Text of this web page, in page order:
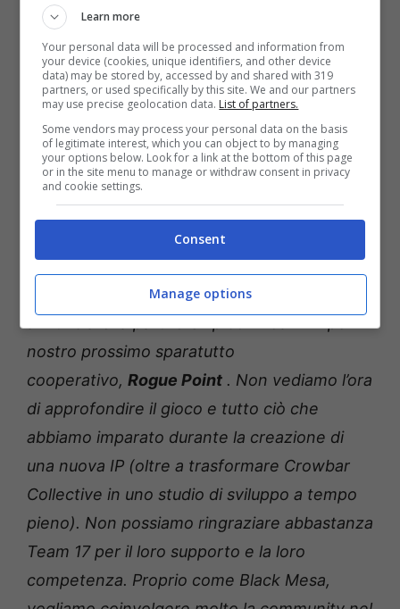
ha affermato: ”
incredibile nel genere sparatutto e siamo lieti
di offrire un altro titolo incredibile in quello
spazio, collaborando con i veterani degli
FPS,Crowbar Collective. Abbiamo visto l’alta
qualità che hanno portato a Black Mesa e
insieme sappiamo che Rogue Point porterà
Il CEO e Project Lead Adam Engels ha
Siamo molto entusiasti di
nostro prossimo sparatutto
cooperativo, Rogue Point . Non vediamo l’ora
di approfondire il gioco e tutto ciò che
abbiamo imparato durante la creazione di
una nuova IP (oltre a trasformare Crowbar
Collective in uno studio di sviluppo a tempo
pieno). Non possiamo ringraziare abbastanza
Team 17 per il loro supporto e la loro
competenza. Proprio come Black Mesa,
Learn more
Your personal data will be processed and information from
your device (cookies, unique identifiers, and other device
data) may be stored by, accessed by and shared with 319
partners, or used specifically by this site. We and our partners
may use precise geolocation data. List of partners.
Some vendors may process your personal data on the basis
of legitimate interest, which you can object to by managing
your options below. Look for a link at the bottom of this page
or in the site menu to manage or withdraw consent in privacy
and cookie settings.
Consent
Manage options